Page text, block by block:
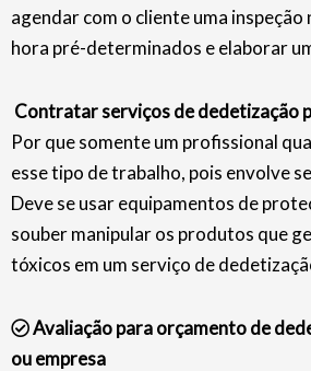
agendar com o cliente uma inspeção
hora pré-determinados e elaborar
Contratar serviços de dedetização
Por que somente um profissional
esse tipo de trabalho, pois envolve
Deve se usar equipamentos de
souber manipular os produtos que
tóxicos em um serviço de
Avaliação para orçamento de
ou empresa